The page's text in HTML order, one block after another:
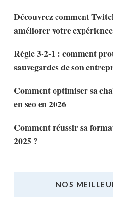
Découvrez comment
améliorer votre
Règle 3-2-1 : comment
sauvegardes de son
Comment optimiser sa
en seo en 2026
Comment réussir sa
2025 ?
NOS